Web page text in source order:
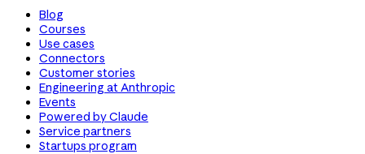
Blog
Courses
Use cases
Connectors
Customer stories
Engineering at Anthropic
Events
Powered by Claude
Service partners
Startups program